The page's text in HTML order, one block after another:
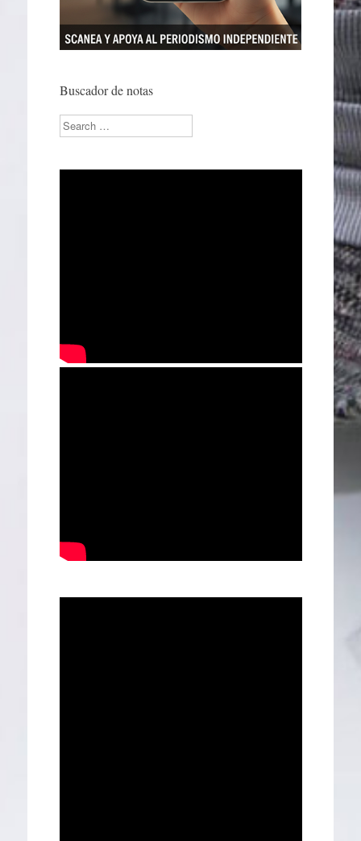
Buscador de notas
Search